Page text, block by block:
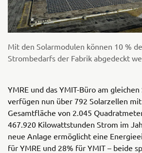
Mit den Solarmodulen können 10 %
Strombedarfs der Fabrik abgedeckt
YMRE und das YMIT-Büro am
verfügen nun über 792 Solarzellen
Gesamtfläche von 2.045
467.920 Kilowattstunden Strom im
neue Anlage ermöglicht eine
für YMRE und 28% für YMIT – beide